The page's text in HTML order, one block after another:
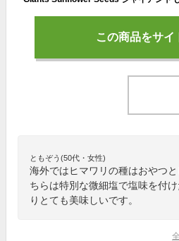
この商品をサイ
ともぞう(50代・女性)
海外ではヒマワリの種はおやつ
ちらは特別な微細塩で塩味を付
りとても美味しいです。